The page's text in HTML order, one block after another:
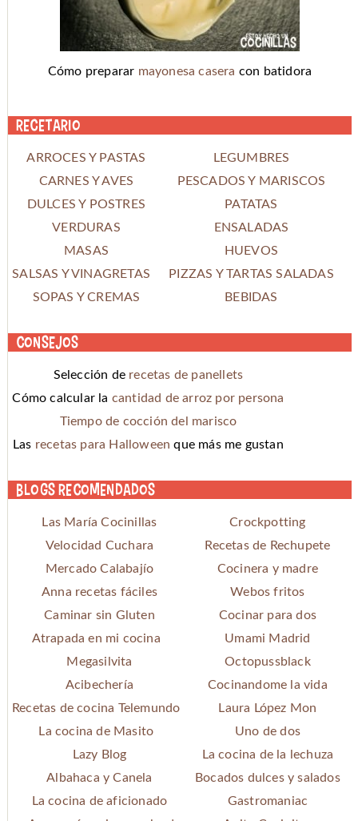
Cómo preparar mayonesa casera con batidora
Recetario
ARROCES Y PASTAS
LEGUMBRES
CARNES Y AVES
PESCADOS Y MARISCOS
DULCES Y POSTRES
PATATAS
VERDURAS
ENSALADAS
MASAS
HUEVOS
SALSAS Y VINAGRETAS
PIZZAS Y TARTAS SALADAS
SOPAS Y CREMAS
BEBIDAS
Consejos
Selección de recetas de panellets
Cómo calcular la cantidad de arroz por persona
Tiempo de cocción del marisco
Las recetas para Halloween que más me gustan
Blogs recomendados
Las María Cocinillas
Crockpotting
Velocidad Cuchara
Recetas de Rechupete
Mercado Calabajío
Cocinera y madre
Anna recetas fáciles
Webos fritos
Caminar sin Gluten
Cocinar para dos
Atrapada en mi cocina
Umami Madrid
Megasilvita
Octopussblack
Acibechería
Cocinandome la vida
Recetas de cocina Telemundo
Laura López Mon
La cocina de Masito
Uno de dos
Lazy Blog
La cocina de la lechuza
Albahaca y Canela
Bocados dulces y salados
La cocina de aficionado
Gastromaniac